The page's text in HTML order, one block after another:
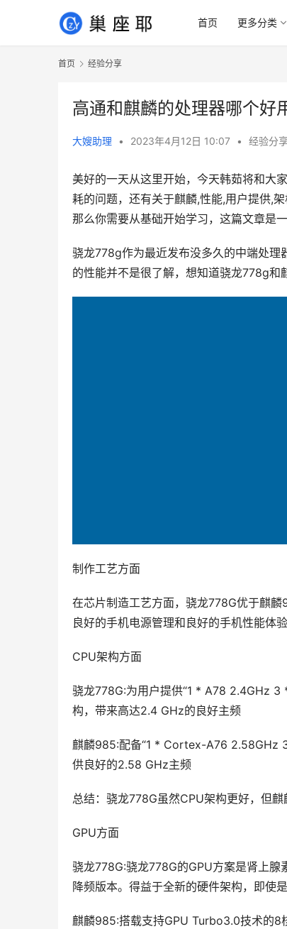
首页 更多分类
首页 经验分享
高通和麒麟的处理器哪个
大嫂助理 • 2023年4月12日 10:07 • 经验分
美好的一天从这里开始，今天韩茹将和大
耗的问题，还有关于麒麟,性能,用户提供,
那么你需要从基础开始学习，这篇文章是一
骁龙778g作为最近发布没多久的中端处
的性能并不是很了解，想知道骁龙778g和
制作工艺方面
在芯片制造工艺方面，骁龙778G优于麒
良好的手机电源管理和良好的手机性能体验
CPU架构方面
骁龙778G:为用户提供“1 * A78 2.4GHz
构，带来高达2.4 GHz的良好主频
麒麟985:配备“1 * Cortex-A76
供良好的2.58 GHz主频
总结：骁龙778G虽然CPU架构更好，但麒
GPU方面
骁龙778G:骁龙778G的GPU方案是肾上
降频版本。得益于全新的硬件架构，即使
麒麟985:搭载支持GPU Turbo3.0技术的8